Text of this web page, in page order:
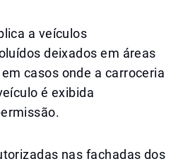
a veículos
deixados em áreas
casos onde a carroceria
é exibida
nas fachadas dos